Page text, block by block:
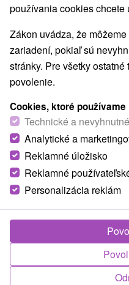
Chata Maťko Kupko
Dolná Strehová
Chatka v severnej časti
Slovenska, v
kúpaliska v obci...
používania cookies chcete
Zákon uvádza, že
zariadení, pokiaľ sú
stránky. Pre všetky
povolenie.
Cookies, ktoré používame
Technické a
Analytické a
Reklamné úložisko
Reklamné
Personalizácia reklám